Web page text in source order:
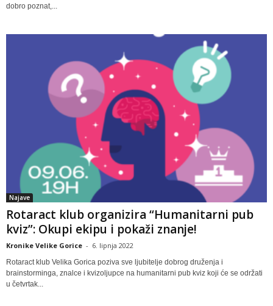
dobro poznat,...
Najave
Rotaract klub organizira “Humanitarni pub
kviz”: Okupi ekipu i pokaži znanje!
Kronike Velike Gorice - 6. lipnja 2022
Rotaract klub Velika Gorica poziva sve ljubitelje dobrog druženja i
brainstorminga, znalce i kvizoljupce na humanitarni pub kviz koji će se održati
u četvrtak...